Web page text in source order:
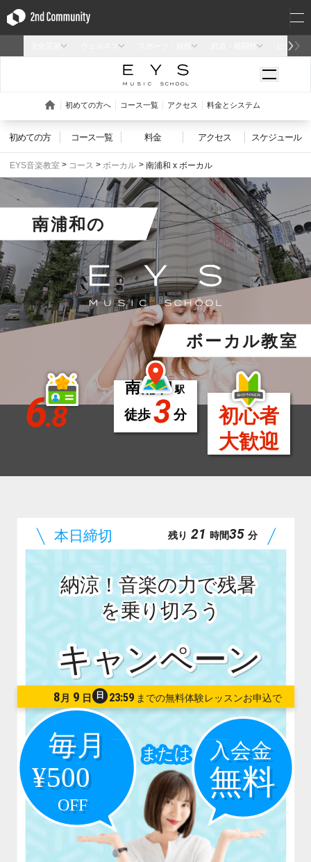
初めての方 コース一覧 料金 アクセス スケジュール
EYS音楽教室 コース ボーカル 南浦和 x ボーカル
南浦和の
ボーカル教室
6.8
南浦和駅
徒歩3分
初心者
大歓迎
納涼！音楽の力で残暑
を乗り切ろう
8 月 9 日 日 23:59
残り 21 時間35 分